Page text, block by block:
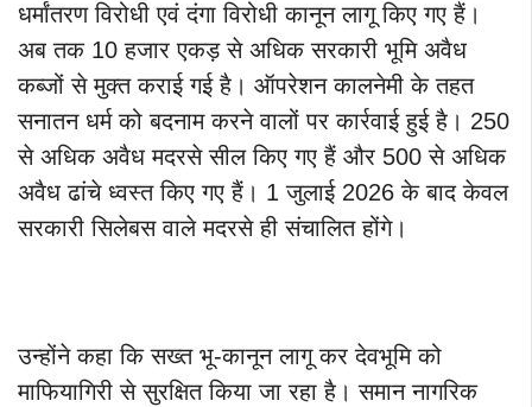
धर्मांतरण विरोधी एवं दंगा विरोधी कानून लागू किए गए हैं।
अब तक 10 हजार एकड़ से अधिक सरकारी भूमि अवैध
कब्जों से मुक्त कराई गई है। ऑपरेशन कालनेमी के तहत
सनातन धर्म को बदनाम करने वालों पर कार्रवाई हुई है। 250
से अधिक अवैध मदरसे सील किए गए हैं और 500 से अधिक
अवैध ढांचे ध्वस्त किए गए हैं। 1 जुलाई 2026 के बाद केवल
सरकारी सिलेबस वाले मदरसे ही संचालित होंगे।
उन्होंने कहा कि सख्त भू-कानून लागू कर देवभूमि को
माफियागिरी से सुरक्षित किया जा रहा है। समान नागरिक